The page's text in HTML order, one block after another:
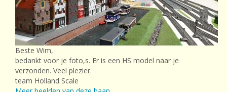
Beste Wim,
bedankt voor je foto,s. Er is een HS model naar je
verzonden. Veel plezier.
team Holland Scale